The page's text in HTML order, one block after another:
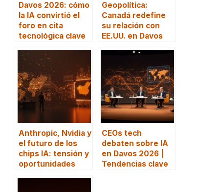
Davos 2026: cómo
la IA convirtió el
foro en cita
tecnológica clave
Geopolítica:
Canadá redefine
su relación con
EE.UU. en Davos
Anthropic, Nvidia y
el futuro de los
chips IA: tensión y
oportunidades
CEOs tech
debaten sobre IA
en Davos 2026 |
Tendencias clave